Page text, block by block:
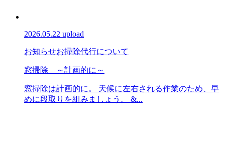
2026.05.22 upload
お知らせお掃除代行について
窓掃除 ～計画的に～
窓掃除は計画的に。 天候に左右される作業のため、早
めに段取りを組みましょう。 &...